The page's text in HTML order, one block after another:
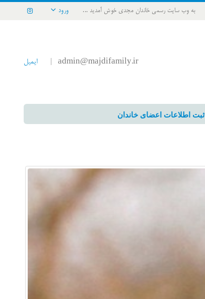
به وب سایت رسمی خاندان مجدی خوش آمدید ... ورود
admin@majdifamily.ir ایمیل
ثبت اطلاعات اعضای خاندان